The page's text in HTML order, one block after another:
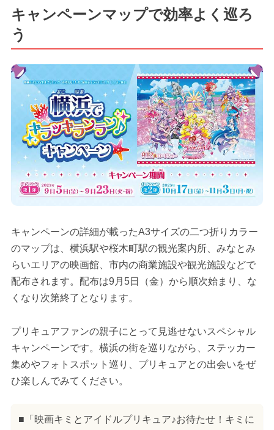
キャンペーンマップで効率よく巡ろ
う
キャンペーンの詳細が載ったA3サイズの二つ折りカラー
のマップは、横浜駅や桜木町駅の観光案内所、みなとみ
らいエリアの映画館、市内の商業施設や観光施設などで
配布されます。配布は9月5日（金）から順次始まり、な
くなり次第終了となります。
プリキュアファンの親子にとって見逃せないスペシャル
キャンペーンです。横浜の街を巡りながら、ステッカー
集めやフォトスポット巡り、プリキュアとの出会いをぜ
ひ楽しんでみてください。
■「映画キミとアイドルプリキュア♪お待たせ！キミに